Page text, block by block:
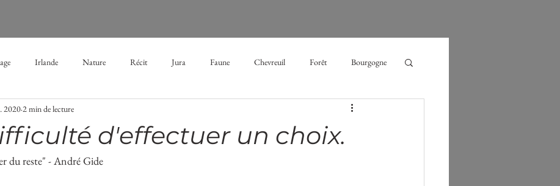
Irlande Nature Récit Jura Faune Chevreuil Forêt Bourgogne
Brume Aube randonnée
vacances neige
d'effectuer un choix.
2020 2 min de lecture
du reste" - André Gide